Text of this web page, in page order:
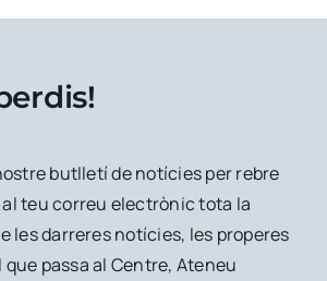
butlletí de notícies per rebre
teu correu electrònic tota la
les darreres notícies, les properes
passa al Centre, Ateneu